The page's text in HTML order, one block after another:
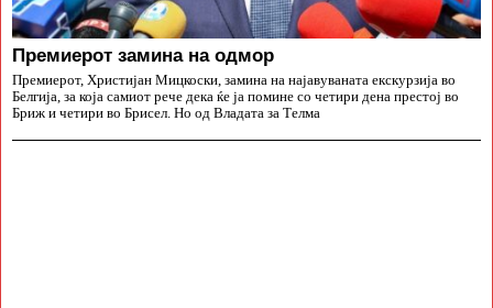
Премиерот замина на одмор
Премиерот, Христијан Мицкоски, замина на најавуваната екскурзија во
Белгија, за која самиот рече дека ќе ја помине со четири дена престој во
Бриж и четири во Брисел. Но од Владата за Телма